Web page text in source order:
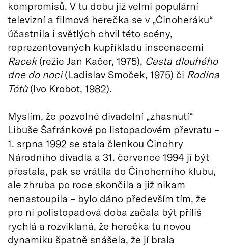
kompromisů. V tu dobu již velmi populární
televizní a filmová herečka se v „Činoheráku“
účastnila i světlých chvil této scény,
reprezentovaných kupříkladu inscenacemi
Racek(režie Jan Kačer, 1975), Cesta dlouhého
dne do noci(Ladislav Smoček, 1975) či Rodina
Tótů(Ivo Krobot, 1982).
Myslím, že pozvolné divadelní „zhasnutí“
Libuše Šafránkové po listopadovém převratu –
1. srpna 1992 se stala členkou Činohry
Národního divadla a 31. července 1994 jí být
přestala, pak se vrátila do Činoherního klubu,
ale zhruba po roce skončila a již nikam
nenastoupila – bylo dáno především tím, že
pro ni polistopadová doba začala být příliš
rychlá a rozviklaná, že herečka tu novou
dynamiku špatně snášela, že jí brala